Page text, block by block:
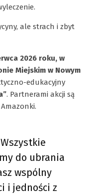
ale strach i zbyt
2026 roku, w
Miejskim w Nowym
edukacyjny
. Partnerami akcji są
do ubrania
wspólny
i jedności z